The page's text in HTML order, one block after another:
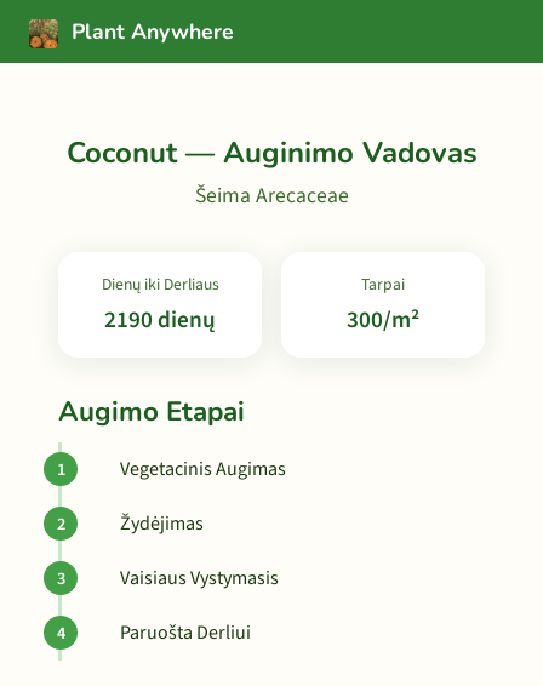
Plant Anywhere
Coconut — Auginimo Vadovas
Šeima Arecaceae
Dienų iki Derliaus
2190 dienų
Tarpai
300/m²
Augimo Etapai
Vegetacinis Augimas
Žydėjimas
Vaisiaus Vystymasis
Paruošta Derliui